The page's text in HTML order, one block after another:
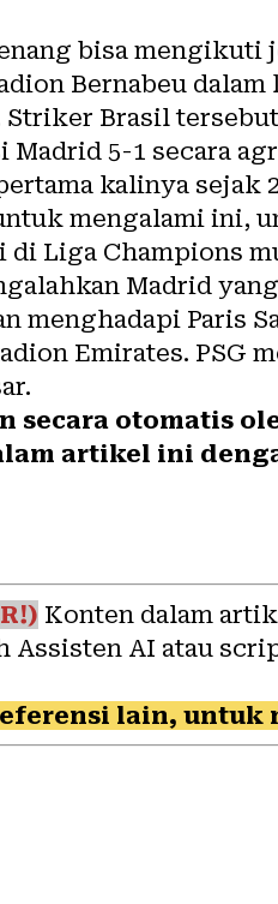
bisa
Bernabeu dalam
Brasil
Madrid 5-1 secara
kalinya sejak
mengalami ini,
Liga Champions
Madrid
menghadapi Paris
Emirates. PSG
otomatis
artikel ini
Konten dalam
Assisten AI atau
lain, untuk